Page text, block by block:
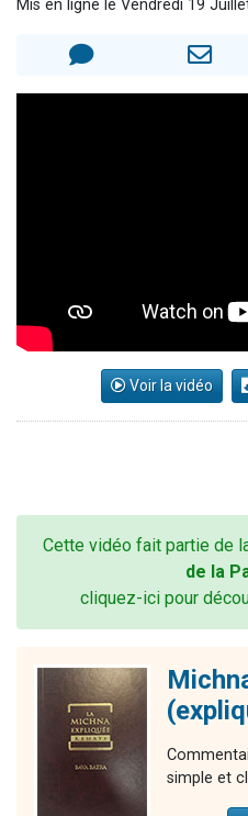
Odaya vient
Mis en ligne le Vendredi 19
Voir la vidéo
Cette vidéo fait partie de
de la
cliquez-ici pour
simple et